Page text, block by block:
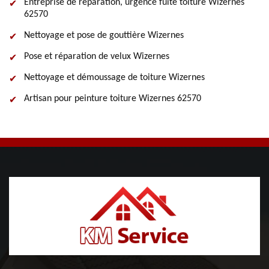
Entreprise de réparation, urgence fuite toiture Wizernes
62570
Nettoyage et pose de gouttière Wizernes
Pose et réparation de velux Wizernes
Nettoyage et démoussage de toiture Wizernes
Artisan pour peinture toiture Wizernes 62570